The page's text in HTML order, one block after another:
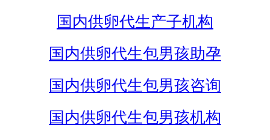
国内供卵代生产子机构
国内供卵代生包男孩助孕
国内供卵代生包男孩咨询
国内供卵代生包男孩机构